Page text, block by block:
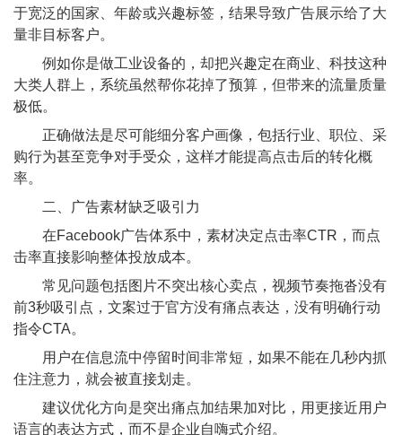
于宽泛的国家、年龄或兴趣标签，结果导致广告展示给了大
量非目标客户。
例如你是做工业设备的，却把兴趣定在商业、科技这种
大类人群上，系统虽然帮你花掉了预算，但带来的流量质量
极低。
正确做法是尽可能细分客户画像，包括行业、职位、采
购行为甚至竞争对手受众，这样才能提高点击后的转化概
率。
二、广告素材缺乏吸引力
在Facebook广告体系中，素材决定点击率CTR，而点
击率直接影响整体投放成本。
常见问题包括图片不突出核心卖点，视频节奏拖沓没有
前3秒吸引点，文案过于官方没有痛点表达，没有明确行动
指令CTA。
用户在信息流中停留时间非常短，如果不能在几秒内抓
住注意力，就会被直接划走。
建议优化方向是突出痛点加结果加对比，用更接近用户
语言的表达方式，而不是企业自嗨式介绍。